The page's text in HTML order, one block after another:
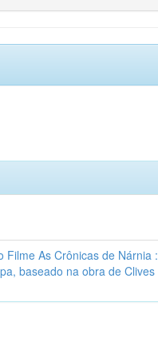
Filme As Crônicas de Nárnia
baseado na obra de Clives